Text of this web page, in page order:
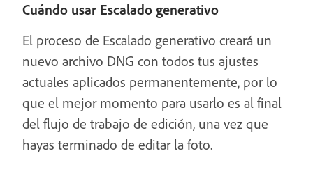
Cuándo usar Escalado generativo
El proceso de Escalado generativo creará un
nuevo archivo DNG con todos tus ajustes
actuales aplicados permanentemente, por lo
que el mejor momento para usarlo es al final
del flujo de trabajo de edición, una vez que
hayas terminado de editar la foto.